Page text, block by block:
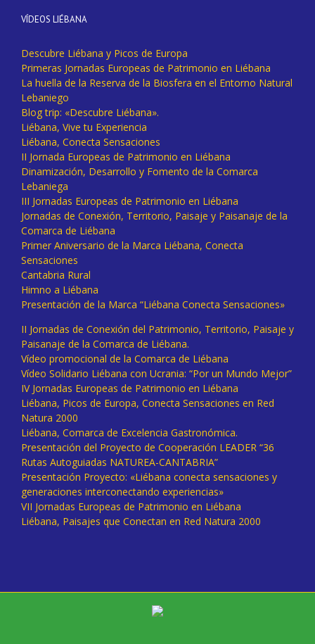
VÍDEOS LIÉBANA
Descubre Liébana y Picos de Europa
Primeras Jornadas Europeas de Patrimonio en Liébana
La huella de la Reserva de la Biosfera en el Entorno Natural
Lebaniego
Blog trip: «Descubre Liébana».
Liébana, Vive tu Experiencia
Liébana, Conecta Sensaciones
II Jornada Europeas de Patrimonio en Liébana
Dinamización, Desarrollo y Fomento de la Comarca
Lebaniega
III Jornadas Europeas de Patrimonio en Liébana
Jornadas de Conexión, Territorio, Paisaje y Paisanaje de la
Comarca de Liébana
Primer Aniversario de la Marca Liébana, Conecta
Sensaciones
Cantabria Rural
Himno a Liébana
Presentación de la Marca “Liébana Conecta Sensaciones»
II Jornadas de Conexión del Patrimonio, Territorio, Paisaje y
Paisanaje de la Comarca de Liébana.
Vídeo promocional de la Comarca de Liébana
Vídeo Solidario Liébana con Ucrania: “Por un Mundo Mejor”
IV Jornadas Europeas de Patrimonio en Liébana
Liébana, Picos de Europa, Conecta Sensaciones en Red
Natura 2000
Liébana, Comarca de Excelencia Gastronómica.
Presentación del Proyecto de Cooperación LEADER “36
Rutas Autoguiadas NATUREA-CANTABRIA”
Presentación Proyecto: «Liébana conecta sensaciones y
generaciones interconectando experiencias»
VII Jornadas Europeas de Patrimonio en Liébana
Liébana, Paisajes que Conectan en Red Natura 2000